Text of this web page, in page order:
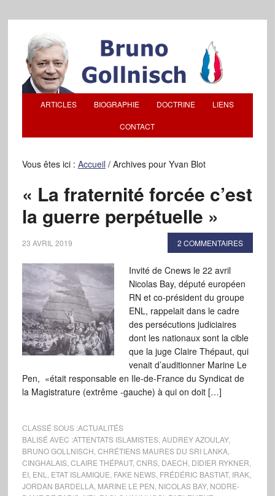
ARTICLES BIOGRAPHIE DOCTRINE LIENS
CONTACT
Vous êtes ici : Accueil /Archives pour Yvan Blot
« La fraternité forcée c’est
la guerre perpétuelle »
23 AVRIL 2019 2 COMMENTAIRES
Invité de Cnews le 22 avril
Nicolas Bay, député européen
RN et co-président du groupe
ENL, rappelait dans le cadre
des persécutions judiciaires
dont les nationaux sont la cible
que la juge Claire Thépaut, qui
venait d’auditionner Marine Le
Pen, «était responsable en Ile-de-France du Syndicat de
la Magistrature (extrême -gauche) à qui on doit […]
CLASSÉ SOUS :ACTUALITÉS
BALISÉ AVEC :ATTENTATS ISLAMISTES, AUDREY AZOULAY,
BRUNO GOLLNISCH CHRÉTIENS MAURES DU SRI LANKA,
CINGHALAIS, CLAIRE THÉPAUT, CNRS, DAECH DIDIER RYKNER
EI, ENL ETAT ISLAMIQUE FAKE NEWS, FRÉDÉRIC BASTIAT, IRAK,
JORDAN BARDELLA, MARINE LE PEN NICOLAS BAY, NODRE-